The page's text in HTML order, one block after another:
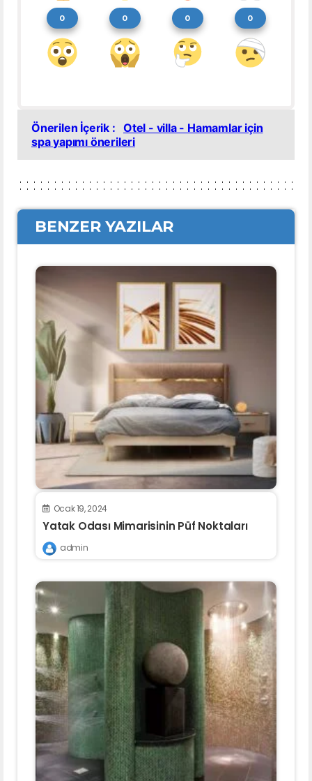
0 0 0 0
Önerilen İçerik :
Otel - villa - Hamamlar için
spa yapımı önerileri
BENZER YAZILAR
Ocak 19, 2024
Yatak Odası Mimarisinin Püf Noktaları
admin